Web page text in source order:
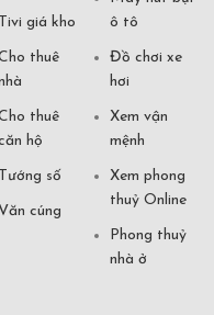
Tivi giá kho
thuê
thuê
hộ
Tướng số
Văn cúng
ô tô
Đồ chơi xe
hơi
Xem vận
mệnh
Xem phong
thuỷ Online
Phong thuỷ
nhà ở